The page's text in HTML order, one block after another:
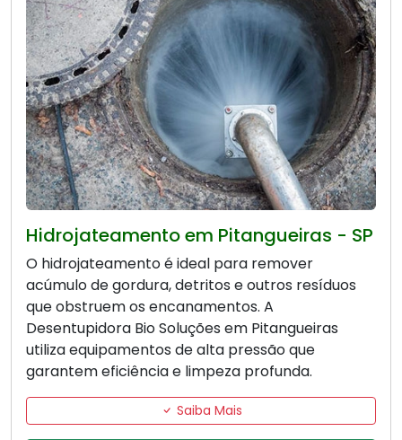
Hidrojateamento em Pitangueiras - SP
O hidrojateamento é ideal para remover
acúmulo de gordura, detritos e outros resíduos
que obstruem os encanamentos. A
Desentupidora Bio Soluções em Pitangueiras
utiliza equipamentos de alta pressão que
garantem eficiência e limpeza profunda.
Saiba Mais